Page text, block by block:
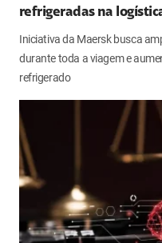
refrigeradas na
Iniciativa da Maersk busca
durante toda a viagem e
refrigerado